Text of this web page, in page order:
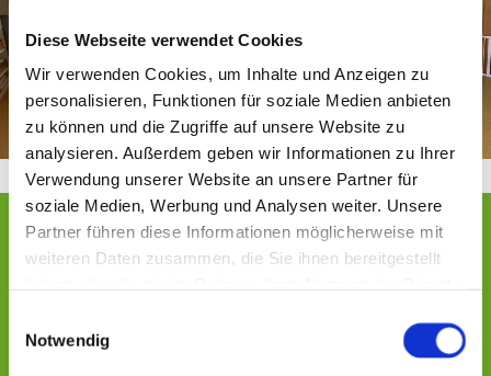
Diese Webseite verwendet Cookies
Wir verwenden Cookies, um Inhalte und Anzeigen zu
personalisieren, Funktionen für soziale Medien anbieten
zu können und die Zugriffe auf unsere Website zu
analysieren. Außerdem geben wir Informationen zu Ihrer
Verwendung unserer Website an unsere Partner für
soziale Medien, Werbung und Analysen weiter. Unsere
Partner führen diese Informationen möglicherweise mit
weiteren Daten zusammen, die Sie ihnen bereitgestellt
Notwendig
Stellenangebote / Veranstaltungen
Aktuell haben wir keine offenen Stellen zu